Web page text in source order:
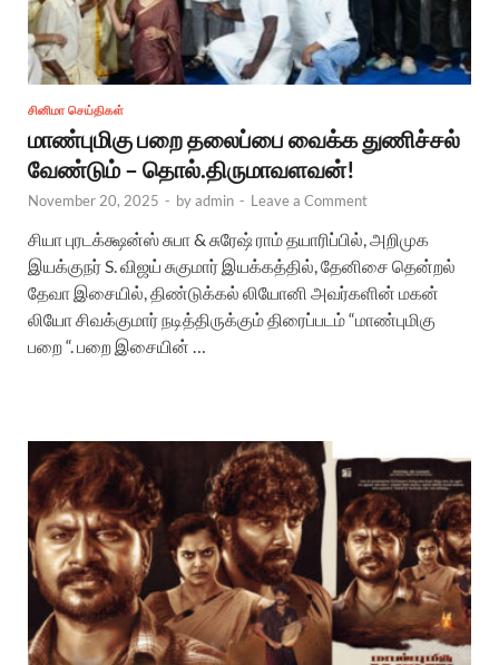
சினிமா செய்திகள்
மாண்புமிகு பறை தலைப்பை வைக்க துணிச்சல்
வேண்டும் – தொல்.திருமாவளவன்!
November 20, 2025 - byadmin - Leave a Comment
சியா புரடக்க்ஷன்ஸ் சுபா & சுரேஷ் ராம் தயாரிப்பில், அறிமுக
இயக்குநர் S. விஜய் சுகுமார் இயக்கத்தில், தேனிசை தென்றல்
தேவா இசையில், திண்டுக்கல் லியோனி அவர்களின் மகன்
லியோ சிவக்குமார் நடித்திருக்கும் திரைப்படம் “மாண்புமிகு
பறை “. பறை இசையின் …